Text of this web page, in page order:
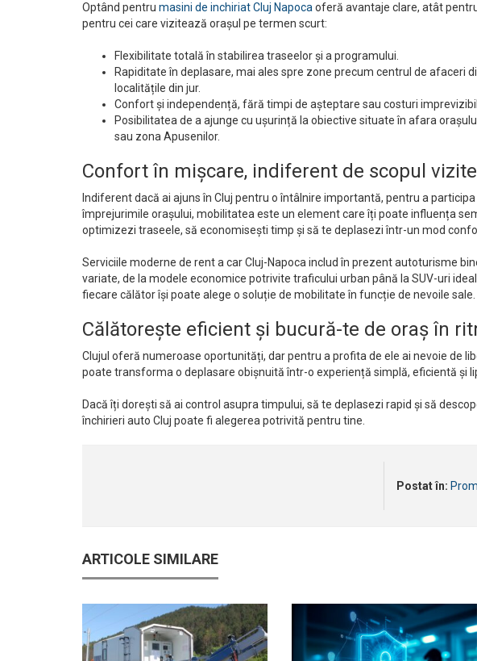
Optând pentru masini de inchiriat Cluj Napoca oferă avantaje clare, atât
pentru cei care vizitează orașul pe termen scurt:
Flexibilitate totală în stabilirea traseelor și a programului.
Rapiditate în deplasare, mai ales spre zone precum centrul de afaceri
localitățile din jur.
Confort și independență, fără timpi de așteptare sau costuri
Posibilitatea de a ajunge cu ușurință la obiective situate în afara
sau zona Apusenilor.
Confort în mișcare, indiferent de scopul
Indiferent dacă ai ajuns în Cluj pentru o întâlnire importantă, pentru a
împrejurimile orașului, mobilitatea este un element care îți poate influența
optimizezi traseele, să economisești timp și să te deplasezi într-un mod
Serviciile moderne de rent a car Cluj-Napoca includ în prezent autoturisme
variate, de la modele economice potrivite traficului urban până la SUV-uri
fiecare călător își poate alege o soluție de mobilitate în funcție de nevoile sale.
Călătorește eficient și bucură-te de oraș în
Clujul oferă numeroase oportunități, dar pentru a profita de ele ai nevoie de
poate transforma o deplasare obișnuită într-o experiență simplă, eficientă și
Dacă îți dorești să ai control asupra timpului, să te deplasezi rapid și să
închirieri auto Cluj poate fi alegerea potrivită pentru tine.
Postat în:
ARTICOLE SIMILARE